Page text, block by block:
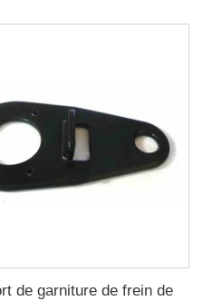
de garniture de frein de